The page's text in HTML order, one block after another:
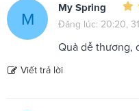
M
My Spring
Đăng lúc: 20:20,
Quà dễ thương,
Viết trả lời